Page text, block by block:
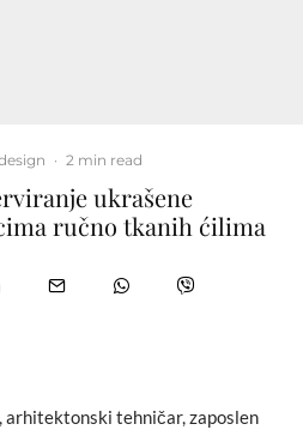
· 2 min read
ukrašene
ručno tkanih ćilima
tehničar, zaposlen